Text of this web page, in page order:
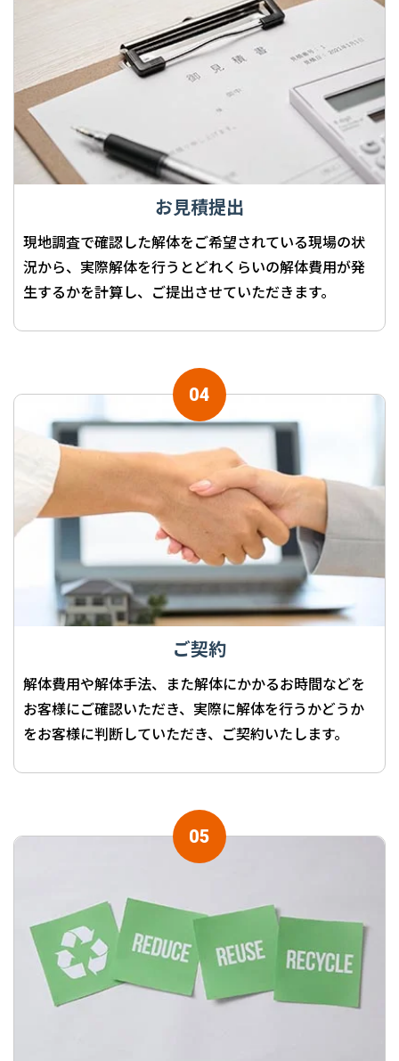
お見積提出
現地調査で確認した解体をご希望されている現場の状
況から、実際解体を行うとどれくらいの解体費用が発
生するかを計算し、ご提出させていただきます。
ご契約
解体費用や解体手法、また解体にかかるお時間などを
お客様にご確認いただき、実際に解体を行うかどうか
をお客様に判断していただき、ご契約いたします。